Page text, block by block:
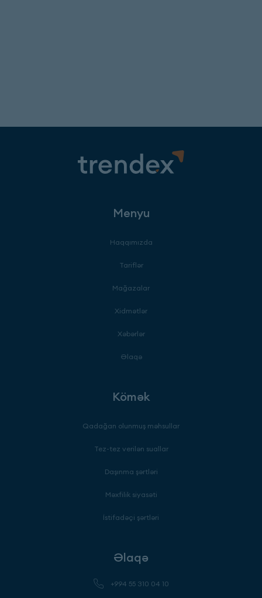
Menyu
Haqqımızda
Tariflər
Mağazalar
Xidmətlər
Xəbərlər
Əlaqə
Kömək
Qadağan olunmuş məhsullar
Tez-tez verilən suallar
Daşınma şərtləri
Məxfilik siyasəti
İstifadəçi şərtləri
Əlaqə
+994 55 310 04 10